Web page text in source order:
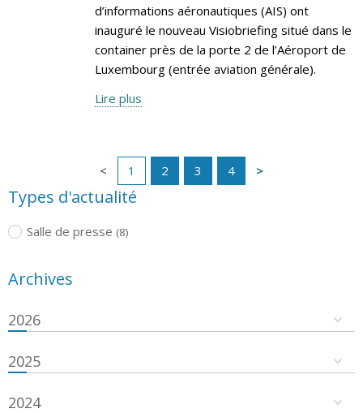
d’informations aéronautiques (AIS) ont
inauguré le nouveau Visiobriefing situé dans le
container près de la porte 2 de l’Aéroport de
Luxembourg (entrée aviation générale).
Lire plus
1 2 3 4
Types d'actualité
Salle de presse (8)
Archives
2026
2025
2024